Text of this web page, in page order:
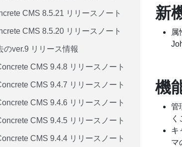
CMS 8.5.21 リリースノート
CMS 8.5.20 リリースノート
のver.9 リリース情報
CMS 9.4.8 リリースノート
CMS 9.4.7 リリースノート
CMS 9.4.6 リリースノート
CMS 9.4.5 リリースノート
CMS 9.4.4 リリースノート
新
属
機
管
く
キ
マ